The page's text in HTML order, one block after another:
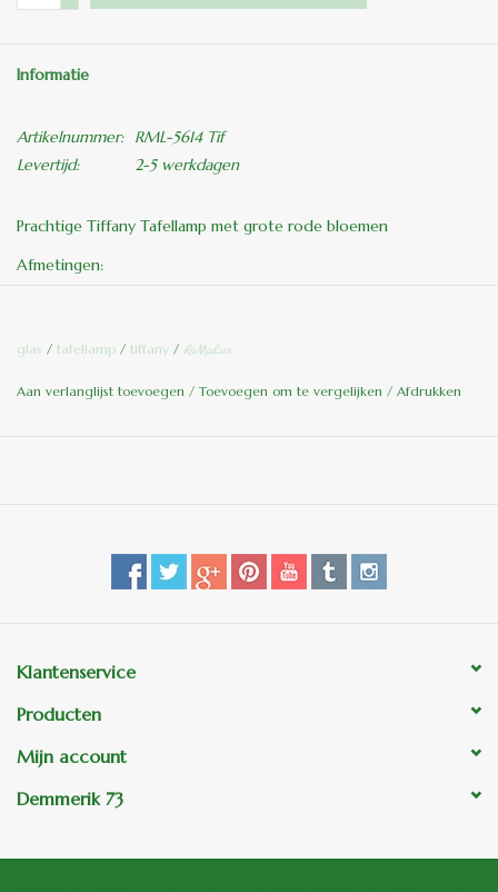
Informatie
Artikelnummer:
RML-5614 Tif
Levertijd:
2-5 werkdagen
Prachtige Tiffany Tafellamp met grote rode bloemen
Afmetingen:
vervaardigd.
glas / tafellamp / tiffany / RoMaLux
Aan verlanglijst toevoegen / Toevoegen om te vergelijken / Afdrukken
Klantenservice
Producten
Mijn account
Demmerik 73